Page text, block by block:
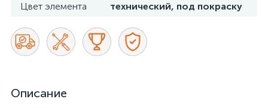
Цвет элемента технический, под покраску
Описание